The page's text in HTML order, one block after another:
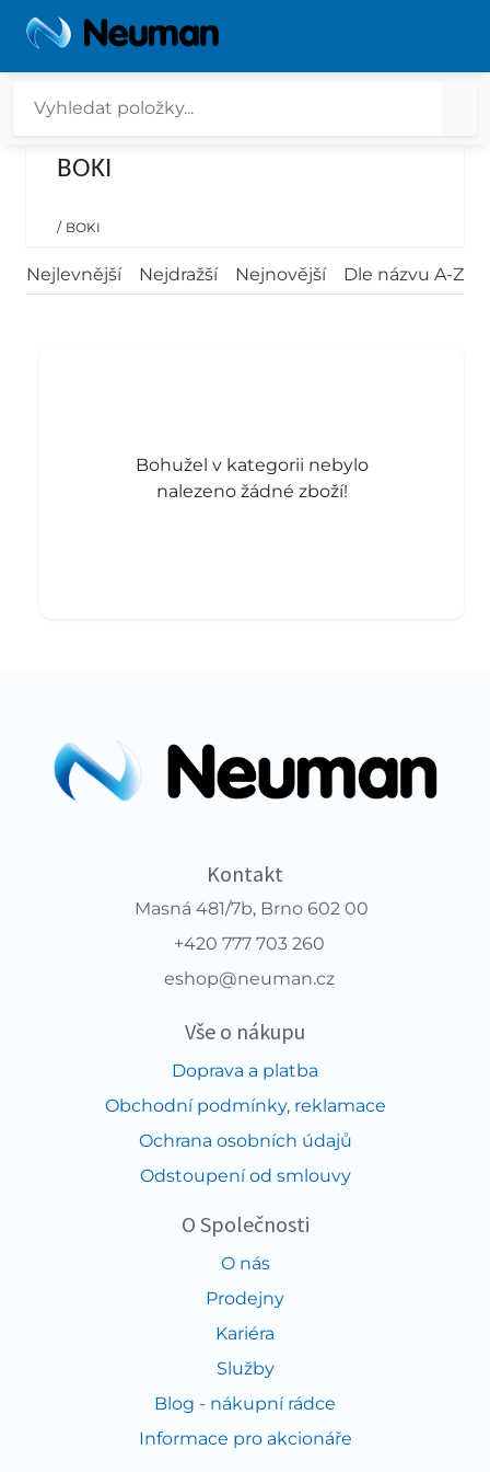
BOKI
/ BOKI
Nejlevnější Nejdražší Nejnovější Dle názvu A-Z
Bohužel v kategorii nebylo
nalezeno žádné zboží!
Kontakt
Masná 481/7b, Brno 602 00
+420 777 703 260
eshop@neuman.cz
Vše o nákupu
Doprava a platba
Obchodní podmínky, reklamace
Ochrana osobních údajů
Odstoupení od smlouvy
O Společnosti
O nás
Prodejny
Kariéra
Služby
Blog - nákupní rádce
Informace pro akcionáře